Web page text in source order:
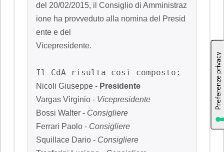
del 20/02/2015, il Consiglio di Amministraz
ione ha provveduto alla nomina del Presid
ente e del
Vicepresidente.
Nicoli Giuseppe - Presidente
Vargas Virginio - Vicepresidente
Bossi Walter - Consigliere
Ferrari Paolo - Consigliere
Squillace Dario - Consigliere